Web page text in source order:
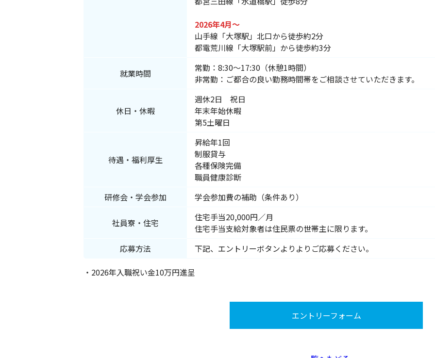
2026年4月～
山手線「大塚駅」北口から徒歩約2分
都電荒川線「大塚駅前」から徒歩約3分
就業時間
常勤：8:30～17:30（休憩1時間）
非常勤：ご都合の良い勤務時間帯をご相談させていただきます。
休日・休暇
週休2日 祝日
年末年始休暇
第5土曜日
待遇・福利厚生
昇給年1回
制服貸与
各種保険完備
職員健康診断
研修会・学会参加
学会参加費の補助（条件あり）
社員寮・住宅
住宅手当20,000円／月
住宅手当支給対象者は住民票の世帯主に限ります。
応募方法
下記、エントリーボタンよりよりご応募ください。
・2026年入職祝い金10万円進呈
エントリーフォーム